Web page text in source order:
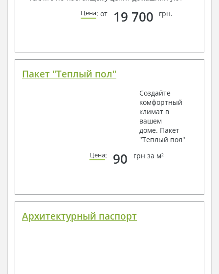
Цена: от 19 700 грн.
Пакет "Теплый пол"
Создайте
комфортный
климат в
вашем
доме. Пакет
"Теплый пол"
Цена: 90 грн за м²
Архитектурный паспорт